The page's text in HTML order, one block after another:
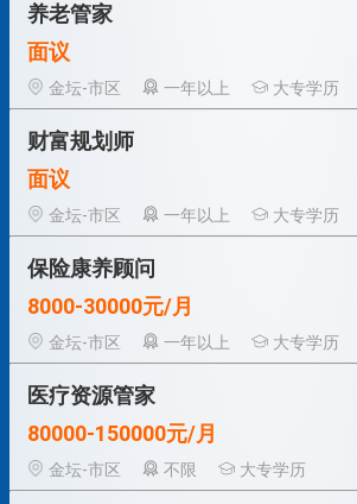
养老管家
面议
金坛-市区
一年以上 大专学历
财富规划师
面议
金坛-市区
一年以上 大专学历
保险康养顾问
8000-30000元/月
金坛-市区
一年以上 大专学历
医疗资源管家
80000-150000元/月
金坛-市区
不限 大专学历